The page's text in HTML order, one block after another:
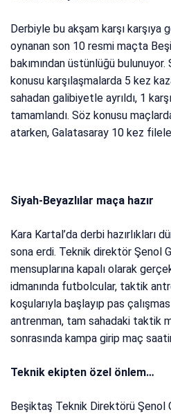
Derbiyle bu akşam karşı karşıya
oynanan son 10 resmi maçta
bakımından üstünlüğü
konusu karşılaşmalarda 5 kez
sahadan galibiyetle ayrıldı, 1
tamamlandı. Söz konusu
atarken, Galatasaray 10 kez
Siyah-Beyazlılar maça hazır
Kara Kartal’da derbi hazırlıkları
sona erdi. Teknik direktör Şenol
mensuplarına kapalı olarak
idmanında futbolcular, taktik
koşularıyla başlayıp pas
antrenman, tam sahadaki taktik
sonrasında kampa girip maç
Teknik ekipten özel önlem…
Beşiktaş Teknik Direktörü Şenol